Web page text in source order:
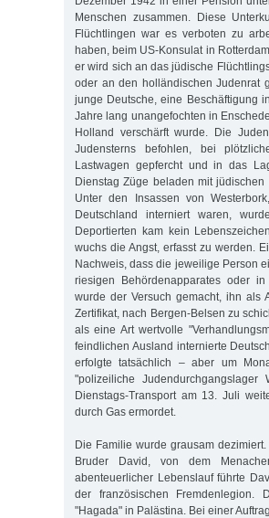
Menschen zusammen. Diese
Flüchtlingen war es verboten zu
haben, beim US-Konsulat in
er wird sich an das jüdische
oder an den holländischen Judenrat
junge Deutsche, eine Beschäftigung
Jahre lang unangefochten in
Holland verschärft wurde. Die
Judensterns befohlen, bei
Lastwagen gepfercht und in das
Dienstag Züge beladen mit
Unter den Insassen von
Deutschland interniert waren,
Deportierten kam kein
wuchs die Angst, erfasst zu werden.
Nachweis, dass die jeweilige Person
riesigen Behördenapparates oder
wurde der Versuch gemacht, ihn als
Zertifikat, nach Bergen-Belsen zu
als eine Art wertvolle
feindlichen Ausland internierte
erfolgte tatsächlich – aber um
"polizeiliche
Dienstags-Transport am 13. Juli
durch Gas ermordet.
Die Familie wurde grausam
Bruder David, von dem
abenteuerlicher Lebenslauf führte
der französischen Fremdenlegion.
"Hagada" in Palästina. Bei einer